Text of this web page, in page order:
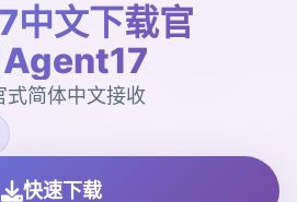
中文下载官
简体中文接收
快速下载